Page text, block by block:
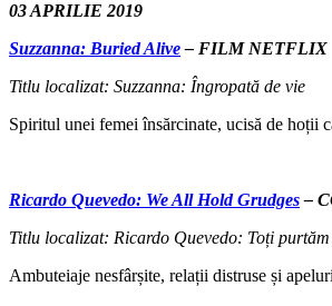
03 APRILIE 2019
Suzzanna: Buried Alive – FILM NETFLIX
Titlu localizat: Suzzanna: Îngropată de vie
Spiritul unei femei însărcinate, ucisă de hoții
Ricardo Quevedo: We All Hold Grudges–
Titlu localizat: Ricardo Quevedo: Toți
Ambuteiaje nesfârșite, relații distruse și